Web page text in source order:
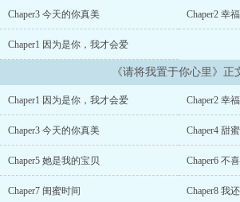
Chaper3 今天的你真美 Chaper2 幸
Chaper1 因为是你，我才会爱
《请将我置于你心里》正
Chaper1 因为是你，我才会爱 Chaper2 幸
Chaper3 今天的你真美 Chaper4 甜
Chaper5 她是我的宝贝 Chaper6 不
Chaper7 闺蜜时间 Chaper8 我